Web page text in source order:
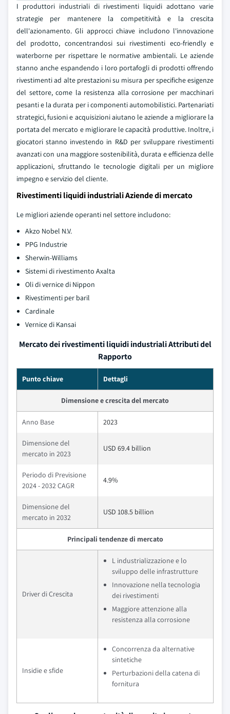
I produttori industriali di rivestimenti liquidi adottano varie
strategie per mantenere la competitività e la crescita
dell'azionamento. Gli approcci chiave includono l'innovazione
del prodotto, concentrandosi sui rivestimenti eco-friendly e
waterborne per rispettare le normative ambientali. Le aziende
stanno anche espandendo i loro portafogli di prodotti offrendo
rivestimenti ad alte prestazioni su misura per specifiche esigenze
del settore, come la resistenza alla corrosione per macchinari
pesanti e la durata per i componenti automobilistici. Partenariati
strategici, fusioni e acquisizioni aiutano le aziende a migliorare la
portata del mercato e migliorare le capacità produttive. Inoltre, i
giocatori stanno investendo in R&D per sviluppare rivestimenti
avanzati con una maggiore sostenibilità, durata e efficienza delle
applicazioni, sfruttando le tecnologie digitali per un migliore
impegno e servizio del cliente.
Rivestimenti liquidi industriali Aziende di mercato
Le migliori aziende operanti nel settore includono:
Akzo Nobel N.V.
PPG Industrie
Sherwin-Williams
Sistemi di rivestimento Axalta
Oli di vernice di Nippon
Rivestimenti per baril
Cardinale
Vernice di Kansai
Mercato dei rivestimenti liquidi industriali Attributi del
Rapporto
Punto chiave Dettagli
Dimensione e crescita del mercato
Anno Base 2023
Dimensione del
mercato in 2023
USD 69.4 billion
Periodo di Previsione
2024 - 2032 CAGR
4.9%
Dimensione del
mercato in 2032
USD 108.5 billion
Principali tendenze di mercato
Driver di Crescita
L industrializzazione e lo
sviluppo delle infrastrutture
Innovazione nella tecnologia
dei rivestimenti
Maggiore attenzione alla
resistenza alla corrosione
Insidie e sfide
Concorrenza da alternative
sintetiche
Perturbazioni della catena di
fornitura